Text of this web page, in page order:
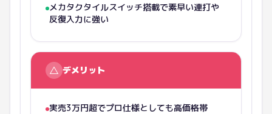
メカタクタイルスイッチ搭載で素早い連打や
反復入力に強い
△ デメリット
実売3万円超でプロ仕様としても高価格帯